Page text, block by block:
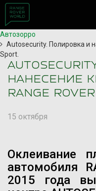
Автозорро
Autosecurity. Полировка и
Sport.
НАНЕСЕНИЕ
RANGE
15 октября
Оклеивание
автомобиля
2015 года